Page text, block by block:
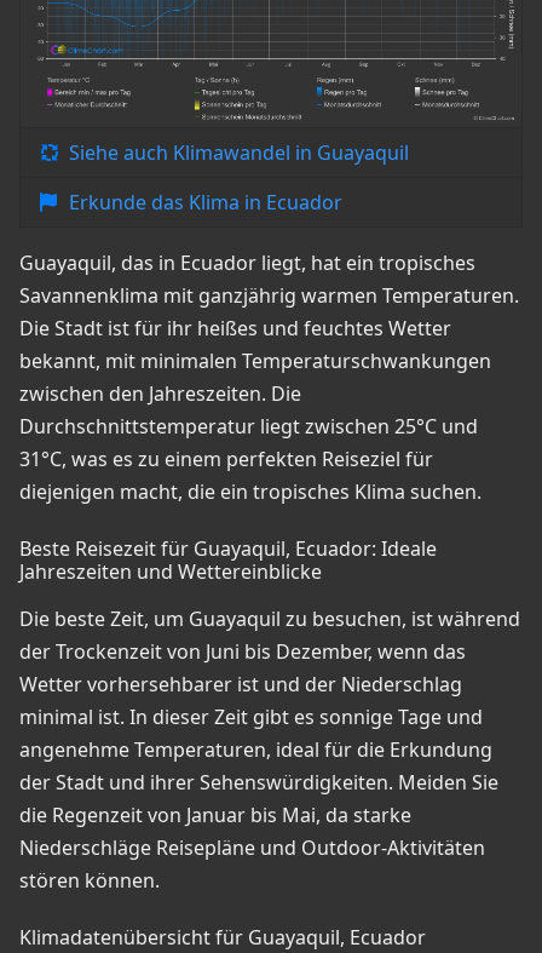
Siehe auch Klimawandel in Guayaquil
Erkunde das Klima in Ecuador
Guayaquil, das in Ecuador liegt, hat ein tropisches
Savannenklima mit ganzjährig warmen Temperaturen.
Die Stadt ist für ihr heißes und feuchtes Wetter
bekannt, mit minimalen Temperaturschwankungen
zwischen den Jahreszeiten. Die
Durchschnittstemperatur liegt zwischen 25°C und
31°C, was es zu einem perfekten Reiseziel für
diejenigen macht, die ein tropisches Klima suchen.
Beste Reisezeit für Guayaquil, Ecuador: Ideale
Jahreszeiten und Wettereinblicke
Die beste Zeit, um Guayaquil zu besuchen, ist während
der Trockenzeit von Juni bis Dezember, wenn das
Wetter vorhersehbarer ist und der Niederschlag
minimal ist. In dieser Zeit gibt es sonnige Tage und
angenehme Temperaturen, ideal für die Erkundung
der Stadt und ihrer Sehenswürdigkeiten. Meiden Sie
die Regenzeit von Januar bis Mai, da starke
Niederschläge Reisepläne und Outdoor-Aktivitäten
stören können.
Klimadatenübersicht für Guayaquil, Ecuador